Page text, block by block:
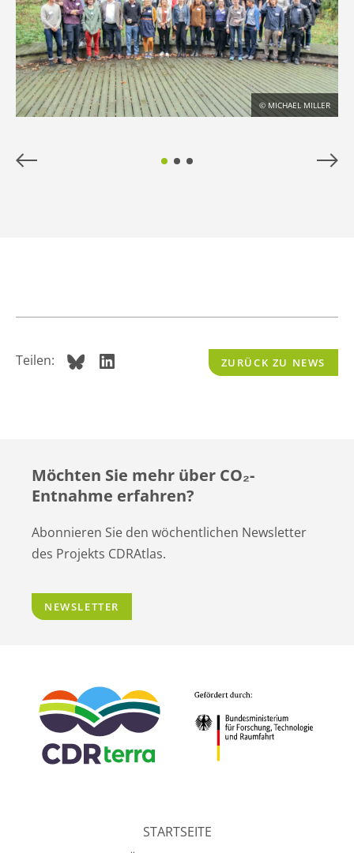
© MICHAEL MILLER
Teilen: ZURÜCK ZU NEWS
STARTSEITE
Möchten Sie mehr über CO₂-
Entnahme erfahren?
Abonnieren Sie den wöchentlichen Newsletter
des Projekts CDRAtlas.
NEWSLETTER